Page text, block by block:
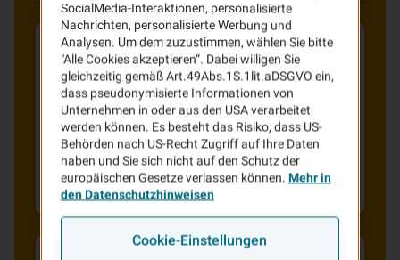
müssen. Das schützt nicht nur Ihre
Privatsphäre, sondern spart auch viel
Aufwand.
Leistungen, dieimmer up to date
bleiben
Dank unserer Leistungs-Update-Garantie wird
der Leistungsschutz Ihrer Unfallversicherung
immer automatisch an die neuesten
Versicherungsbedingungen angepasst.
Tarifwechsel, ohne zusätzlichen Aufwand und
SocialMedia-Interaktionen, personalisierte
Nachrichten, personalisierte Werbung und
Analysen. Um dem zuzustimmen, wählen Sie bitte
"Alle Cookies akzeptieren“. Dabei willigen Sie
gleichzeitig gemäß Art.49Abs.1S.1lit.aDSGVO ein,
dass pseudonymisierte Informationen von
Unternehmen in oder aus den USA verarbeitet
werden können. Es besteht das Risiko, dass US-
Behörden nach US-Recht Zugriff auf Ihre Daten
haben und Sie sich nicht auf den Schutz der
europäischen Gesetze verlassen können. Mehr in
den Datenschutzhinweisen
Cookie-Einstellungen